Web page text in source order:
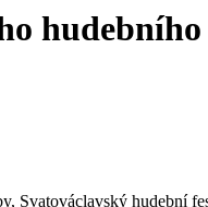
Svatováclavský hudební